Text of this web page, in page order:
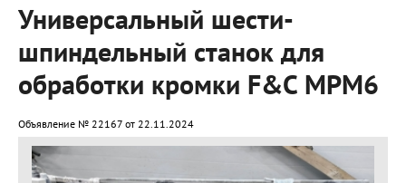
Универсальный шести-
шпиндельный станок для
обработки кромки F&C МРМ6
Объявление № 22167 от 22.11.2024